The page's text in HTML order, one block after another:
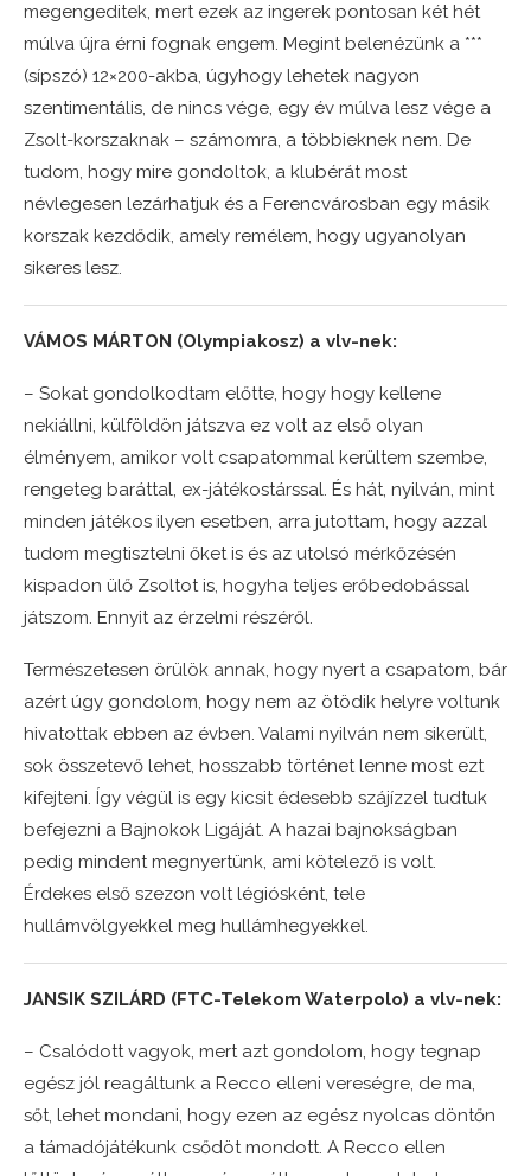
megengeditek, mert ezek az ingerek pontosan két hét
múlva újra érni fognak engem. Megint belenézünk a ***
(sípszó) 12×200-akba, úgyhogy lehetek nagyon
szentimentális, de nincs vége, egy év múlva lesz vége a
Zsolt-korszaknak – számomra, a többieknek nem. De
tudom, hogy mire gondoltok, a klubérát most
névlegesen lezárhatjuk és a Ferencvárosban egy másik
korszak kezdődik, amely remélem, hogy ugyanolyan
sikeres lesz.
VÁMOS MÁRTON (Olympiakosz) a vlv-nek:
– Sokat gondolkodtam előtte, hogy hogy kellene
nekiállni, külföldön játszva ez volt az első olyan
élményem, amikor volt csapatommal kerültem szembe,
rengeteg baráttal, ex-játékostárssal. És hát, nyilván, mint
minden játékos ilyen esetben, arra jutottam, hogy azzal
tudom megtisztelni őket is és az utolsó mérkőzésén
kispadon ülő Zsoltot is, hogyha teljes erőbedobással
játszom. Ennyit az érzelmi részéről.
Természetesen örülök annak, hogy nyert a csapatom, bár
azért úgy gondolom, hogy nem az ötödik helyre voltunk
hivatottak ebben az évben. Valami nyilván nem sikerült,
sok összetevő lehet, hosszabb történet lenne most ezt
kifejteni. Így végül is egy kicsit édesebb szájízzel tudtuk
befejezni a Bajnokok Ligáját. A hazai bajnokságban
pedig mindent megnyertünk, ami kötelező is volt.
Érdekes első szezon volt légiósként, tele
hullámvölgyekkel meg hullámhegyekkel.
JANSIK SZILÁRD (FTC-Telekom Waterpolo) a vlv-nek:
– Csalódott vagyok, mert azt gondolom, hogy tegnap
egész jól reagáltunk a Recco elleni vereségre, de ma,
sőt, lehet mondani, hogy ezen az egész nyolcas döntőn
a támadójátékunk csődöt mondott. A Recco ellen